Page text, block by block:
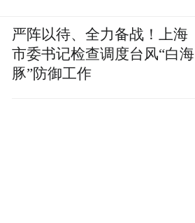
严阵以待、全力备战！上海
市委书记检查调度台风“白海
豚”防御工作